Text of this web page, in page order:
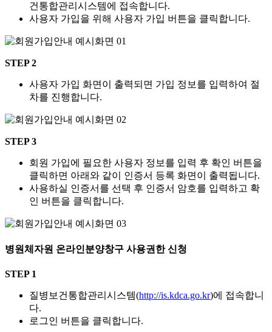
건통합관리시스템에 접속합니다.
사용자 가입을 위해 사용자 가입 버튼을 클릭합니다.
STEP 2
사용자 가입 화면이 출력되면 가입 정보를 입력하여 절
차를 진행합니다.
STEP 3
회원 가입에 필요한 사용자 정보를 입력 후 확인 버튼을
클릭하면 아래와 같이 인증서 등록 화면이 출력됩니다.
사용하실 인증서를 선택 후 인증서 암호를 입력하고 확
인 버튼을 클릭합니다.
병원체자원 온라인분양창구 사용권한 신청
STEP 1
질병보건통합관리시스템(http://is.kdca.go.kr)에 접속합니
다.
로그인 버튼을 클릭합니다.